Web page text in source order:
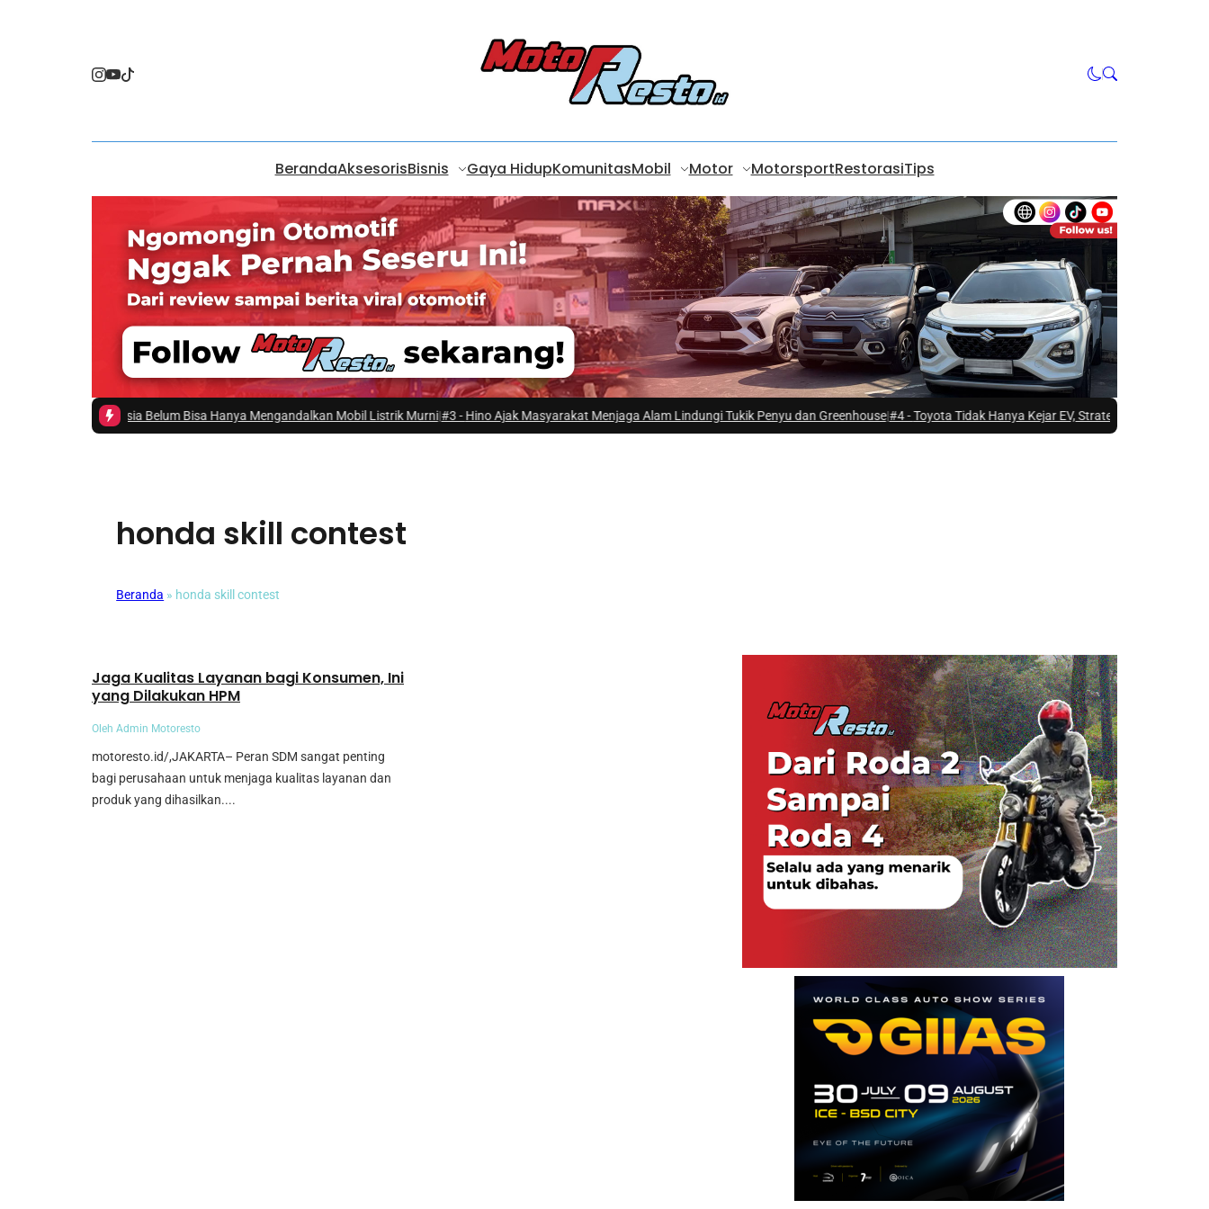
BerandaAksesorisBisnis Gaya HidupKomunitasMobil Motor MotorsportRestorasiTips
Indonesia Belum Bisa Hanya Mengandalkan Mobil Listrik Murni| #3 -Hino Ajak Masyarakat Menjaga Alam Lindungi Tukik Penyu dan Greenhouse|#4 -Toyota Tidak Hanya Kejar EV, Strategi Hybrid Jadi Kunci Pasar
honda skill contest
Beranda » honda skill contest
Jaga Kualitas Layanan bagi Konsumen, Ini
yang Dilakukan HPM
Oleh Admin Motoresto
motoresto.id/,JAKARTA– Peran SDM sangat penting
bagi perusahaan untuk menjaga kualitas layanan dan
produk yang dihasilkan....